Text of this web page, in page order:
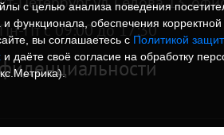
Пн-Пт с 09:00 до 17:30
с целью анализа поведения
и функционала, обеспечения
вы соглашаетесь с Политикой
и даёте своё согласие на обработку